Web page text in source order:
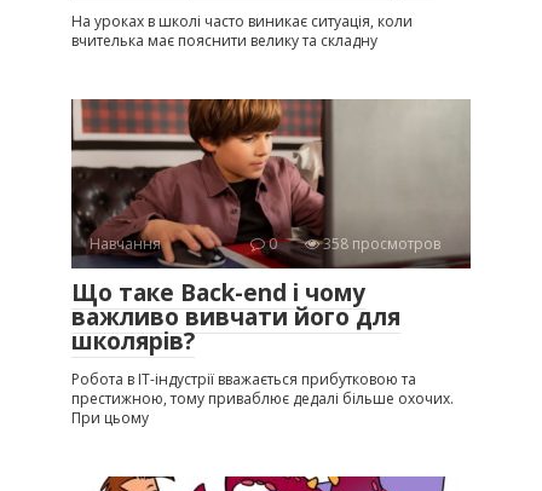
На уроках в школі часто виникає ситуація, коли
вчителька має пояснити велику та складну
Навчання 0 358 просмотров
Що таке Back-end і чому
важливо вивчати його для
школярів?
Робота в IT-індустрії вважається прибутковою та
престижною, тому приваблює дедалі більше охочих.
При цьому